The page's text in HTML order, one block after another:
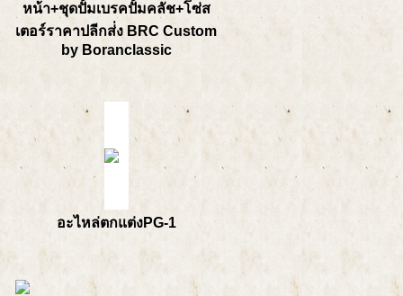
หน้า+ชุดปั้มเบรคปั้มคลัช+โซ่ส
เตอร์ราคาปลีกส่่ง BRC Custom
by Boranclassic
อะไหล่ตกแต่งPG-1